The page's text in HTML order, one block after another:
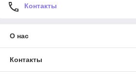
Контакты
О нас
Контакты